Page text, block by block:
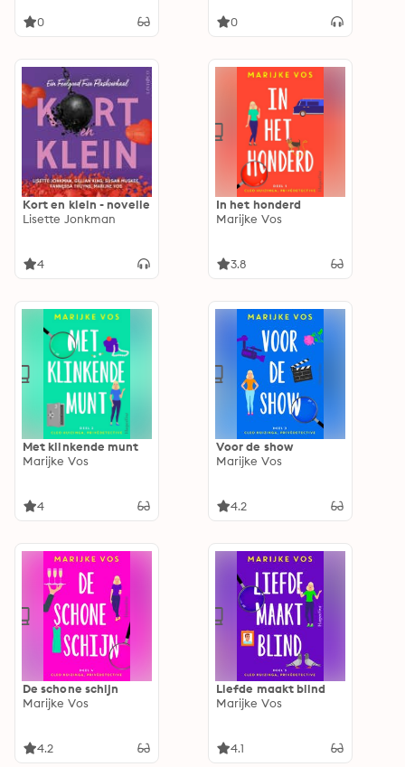
0 0
Kort en klein - novelle
Lisette Jonkman
4
In het honderd
Marijke Vos
3.8
Met klinkende munt
Marijke Vos
4
Voor de show
Marijke Vos
4.2
De schone schijn
Marijke Vos
4.2
Liefde maakt blind
Marijke Vos
4.1